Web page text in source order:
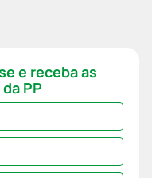
e receba as
PP